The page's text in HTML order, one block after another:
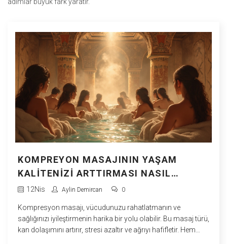
KOMPREYON MASAJININ YAŞAM
KALITENIZI ARTTIRMASI NASIL
MÜMKÜN?
12Nis Aylin Demircan 0
Kompresyon masajı, vücudunuzu rahatlatmanın ve
sağlığınızı iyileştirmenin harika bir yolu olabilir. Bu masaj türü,
kan dolaşımını artırır, stresi azaltır ve ağrıyı hafifletir. Hem